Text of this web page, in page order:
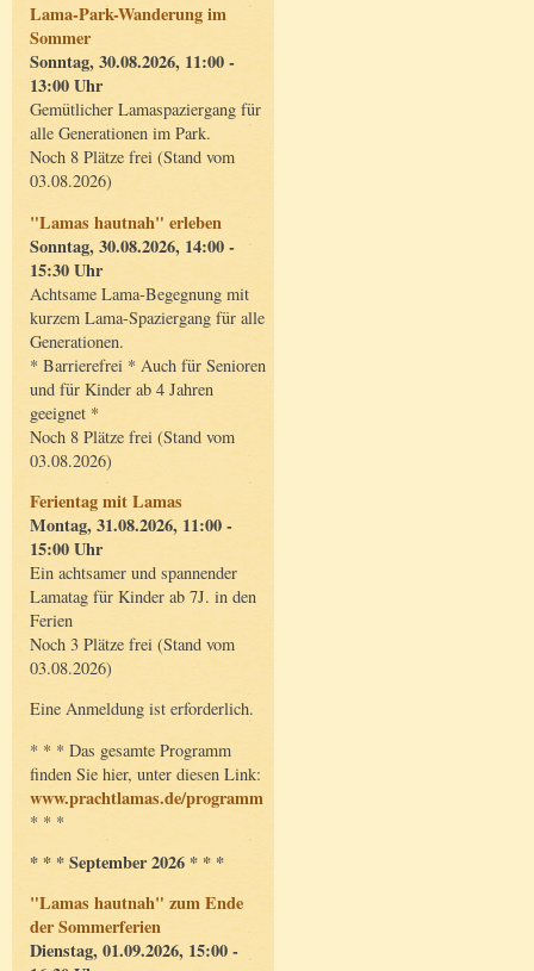
Lama-Park-Wanderung im
Sommer
Sonntag, 30.08.2026, 11:00 -
13:00 Uhr
Gemütlicher Lamaspaziergang für
alle Generationen im Park.
Noch 8 Plätze frei (Stand vom
03.08.2026)
"Lamas hautnah" erleben
Sonntag, 30.08.2026, 14:00 -
15:30 Uhr
Achtsame Lama-Begegnung mit
kurzem Lama-Spaziergang für alle
Generationen.
* Barrierefrei * Auch für Senioren
und für Kinder ab 4 Jahren
geeignet *
Noch 8 Plätze frei (Stand vom
03.08.2026)
Ferientag mit Lamas
Montag, 31.08.2026, 11:00 -
15:00 Uhr
Ein achtsamer und spannender
Lamatag für Kinder ab 7J. in den
Ferien
Noch 3 Plätze frei (Stand vom
03.08.2026)
Eine Anmeldung ist erforderlich.
* * * Das gesamte Programm
finden Sie hier, unter diesen Link:
www.prachtlamas.de/programm
* * *
* * * September 2026 * * *
"Lamas hautnah" zum Ende
der Sommerferien
Dienstag, 01.09.2026, 15:00 -